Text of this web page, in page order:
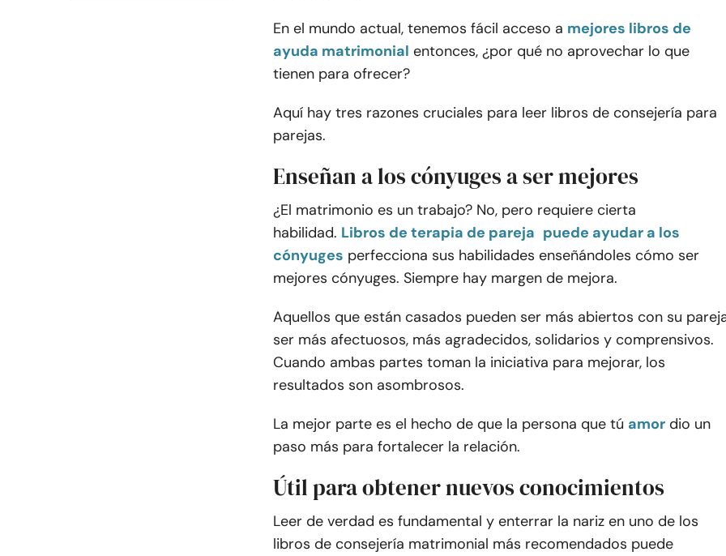
En el mundo actual, tenemos fácil acceso a mejores libros de
ayuda matrimonial entonces, ¿por qué no aprovechar lo que
tienen para ofrecer?
Aquí hay tres razones cruciales para leer libros de consejería para
parejas.
Enseñan a los cónyuges a ser mejores
¿El matrimonio es un trabajo? No, pero requiere cierta
habilidad. Libros de terapia de pareja puede ayudar a los
cónyuges perfecciona sus habilidades enseñándoles cómo ser
mejores cónyuges. Siempre hay margen de mejora.
Aquellos que están casados pueden ser más abiertos con su
ser más afectuosos, más agradecidos, solidarios y comprensivos.
Cuando ambas partes toman la iniciativa para mejorar, los
resultados son asombrosos.
La mejor parte es el hecho de que la persona que tú amor dio un
paso más para fortalecer la relación.
Útil para obtener nuevos conocimientos
Leer de verdad es fundamental y enterrar la nariz en uno de los
libros de consejería matrimonial más recomendados puede